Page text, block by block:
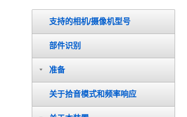
支持的相机/摄像机型号
部件识别
准备
关于拾音模式和频率响应